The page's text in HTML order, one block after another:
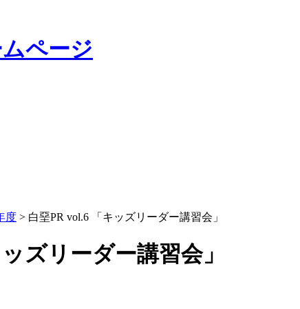
度 > 白堊PR vol.6 「キッズリーダー講習会」
ズリーダー講習会」